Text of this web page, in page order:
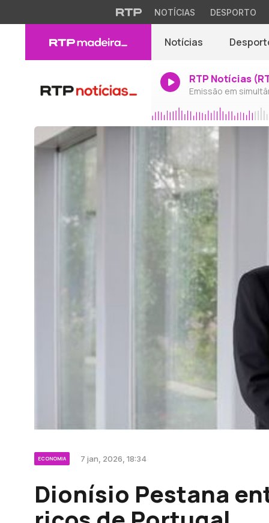
NOTÍCIAS DESPORTO
Notícias
RTP Notícias
Emissão em
ECONOMIA 7 jan, 2026, 18:34
Dionísio Pestana